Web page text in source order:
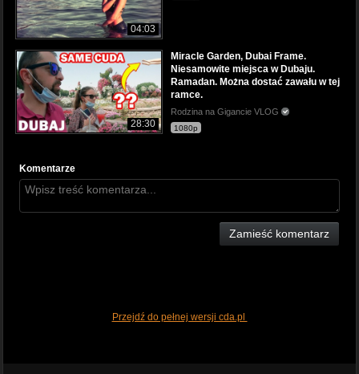
04:03
28:30
Miracle Garden, Dubai Frame.
Niesamowite miejsca w Dubaju.
Ramadan. Można dostać zawału w tej
ramce.
Rodzina na Gigancie VLOG
1080p
Komentarze
Zamieść komentarz
Przejdź do pełnej wersji cda.pl